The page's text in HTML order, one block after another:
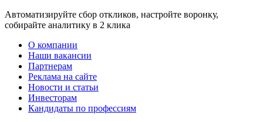
Автоматизируйте сбор откликов, настройте воронку,
собирайте аналитику в 2 клика
О компании
Наши вакансии
Партнерам
Реклама на сайте
Новости и статьи
Инвесторам
Кандидаты по профессиям